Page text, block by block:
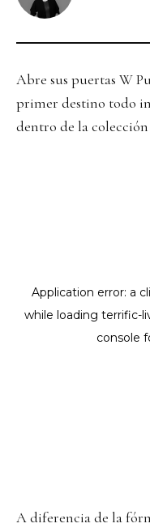
Abre sus puertas W
primer destino todo
dentro de la colección
A diferencia de la